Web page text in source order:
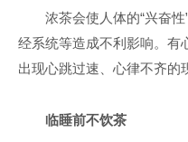
浓茶会使人体的“兴奋性
经系统等造成不利影响。有
出现心跳过速、心律不齐的
临睡前不饮茶